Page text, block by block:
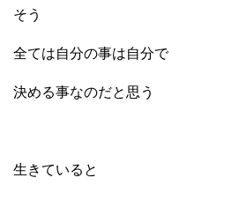
そう
全ては自分の事は自分で
決める事なのだと思う
生きていると